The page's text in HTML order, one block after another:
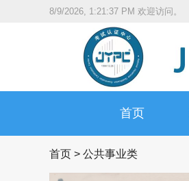
8/9/2026, 1:21:38 PM 欢迎访问。
首页
首页 > 公共事业类